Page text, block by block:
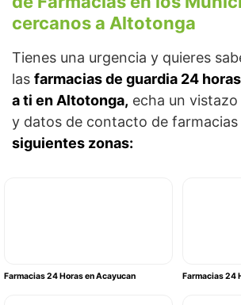
cercanos a Altotonga
Tienes una urgencia y quieres
las farmacias de guardia 24
a ti en Altotonga, echa un
y datos de contacto de farmacias
siguientes zonas:
Farmacias 24 Horas en Acayucan Farmacias 24